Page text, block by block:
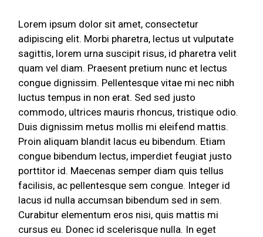
Lorem ipsum dolor sit amet, consectetur
adipiscing elit. Morbi pharetra, lectus ut vulputate
sagittis, lorem urna suscipit risus, id pharetra velit
quam vel diam. Praesent pretium nunc et lectus
congue dignissim. Pellentesque vitae mi nec nibh
luctus tempus in non erat. Sed sed justo
commodo, ultrices mauris rhoncus, tristique odio.
Duis dignissim metus mollis mi eleifend mattis.
Proin aliquam blandit lacus eu bibendum. Etiam
congue bibendum lectus, imperdiet feugiat justo
porttitor id. Maecenas semper diam quis tellus
facilisis, ac pellentesque sem congue. Integer id
lacus id nulla accumsan bibendum sed in sem.
Curabitur elementum eros nisi, quis mattis mi
cursus eu. Donec id scelerisque nulla. In eget